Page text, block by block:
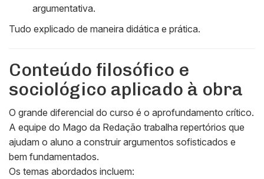
argumentativa.
Tudo explicado de maneira didática e prática.
Conteúdo filosófico e
sociológico aplicado à obra
O grande diferencial do curso é o aprofundamento crítico.
A equipe do Mago da Redação trabalha repertórios que
ajudam o aluno a construir argumentos sofisticados e
bem fundamentados.
Os temas abordados incluem: